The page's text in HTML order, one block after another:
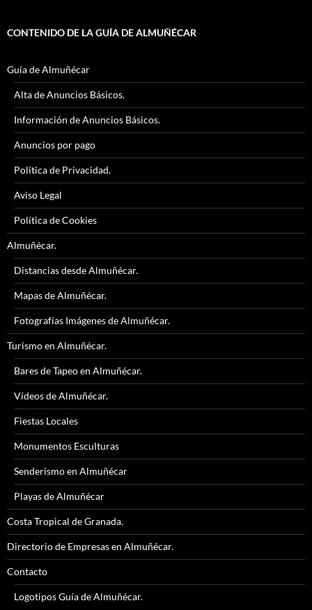
CONTENIDO DE LA GUÍA DE ALMUÑÉCAR
Guía de Almuñécar
Alta de Anuncios Básicos.
Información de Anuncios Básicos.
Anuncios por pago
Política de Privacidad.
Aviso Legal
Política de Cookies
Almuñécar.
Distancias desde Almuñécar.
Mapas de Almuñécar.
Fotografías Imágenes de Almuñécar.
Turismo en Almuñécar.
Bares de Tapeo en Almuñécar.
Vídeos de Almuñécar.
Fiestas Locales
Monumentos Esculturas
Senderismo en Almuñécar
Playas de Almuñécar
Costa Tropical de Granada.
Directorio de Empresas en Almuñécar.
Contacto
Logotipos Guía de Almuñécar.